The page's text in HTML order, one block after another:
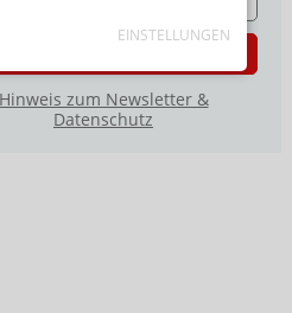
EINSTELLUNGEN
Hinweis zum Newsletter &
Datenschutz